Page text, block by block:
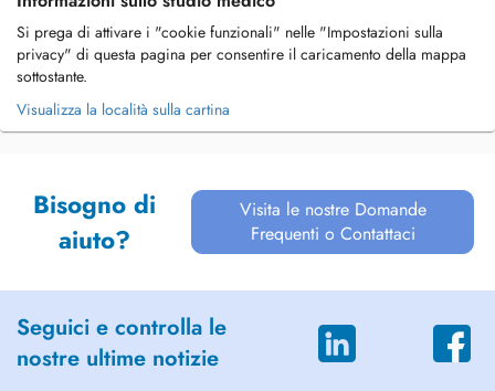
Si prega di attivare i "cookie funzionali" nelle "Impostazioni sulla
privacy" di questa pagina per consentire il caricamento della mappa
sottostante.
Visualizza la località sulla cartina
Bisogno di
aiuto?
Visita le nostre Domande
Frequenti o Contattaci
Seguici e controlla le
nostre ultime notizie